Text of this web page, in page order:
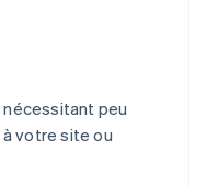
peu
votre site ou